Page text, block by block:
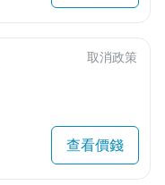
取消政策
查看價錢